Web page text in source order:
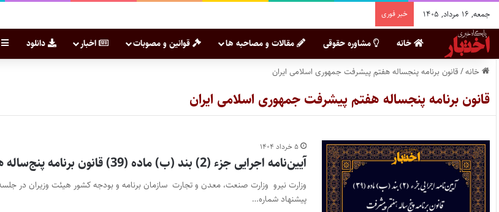
جمعه, ۱۶ مرداد, ۱۴۰۵ خبر فوری
خانه مشاوره حقوقی مقالات و مصاحبه ها قوانین و مصوبات اخبار دانلود
خانه/قانون برنامه پنجساله هفتم پیشرفت جمهوری اسلامی ایران
قانون برنامه پنجساله هفتم پیشرفت جمهوری اسلامی ایران
۵ خرداد ۱۴۰۴
آیین‌نامه اجرایی جزء (2) بند (ب) ماده (39) قانون برنامه پنج‌ساله هفتم پیشرفت
پیشنهاد شماره…